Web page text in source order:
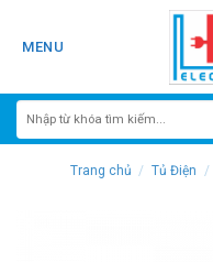
MENU
Trang chủ / Tủ Điện /